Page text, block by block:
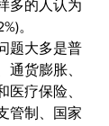
多的人认为
。
题大多是普
通货膨胀、
医疗保险、
管制、国家